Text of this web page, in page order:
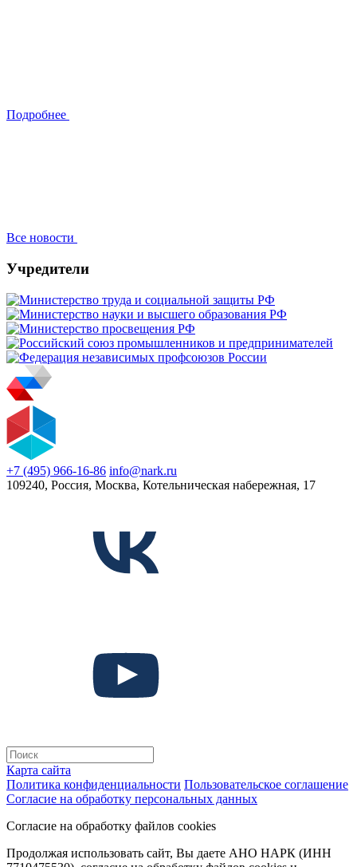
Подробнее
Все новости
Учредители
+7 (495) 966-16-86 info@nark.ru
109240, Россия, Москва, Котельническая набережная, 17
Карта сайта
Политика конфиденциальности Пользовательское соглашение
Согласие на обработку персональных данных
Согласие на обработку файлов cookies
Продолжая использовать сайт, Вы даете АНО НАРК (ИНН